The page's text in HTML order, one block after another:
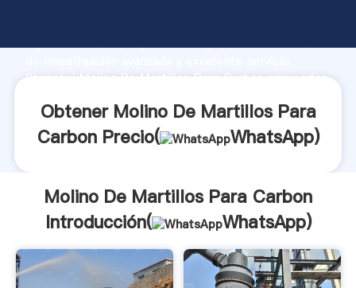
Agarrando fuerte capacidad de producción, fuerza
Shanghai Molino De Martillos Para Carbon proveedor
Obtener Molino De Martillos Para
Carbon Precio(
WhatsApp)
Molino De Martillos Para Carbon
Introducción(
WhatsApp)